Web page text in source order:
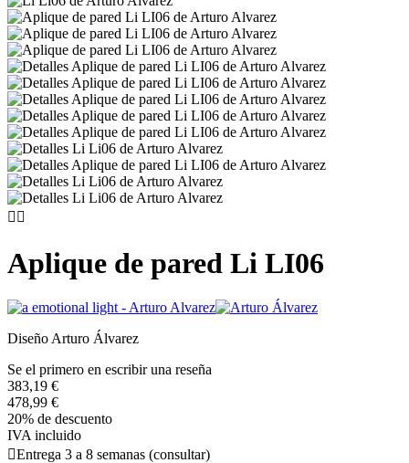
 
Aplique de pared Li LI06
Diseño Arturo Álvarez
Se el primero en escribir una reseña
383,19 €
478,99 €
20% de descuento
IVA incluido
Entrega 3 a 8 semanas (consultar)